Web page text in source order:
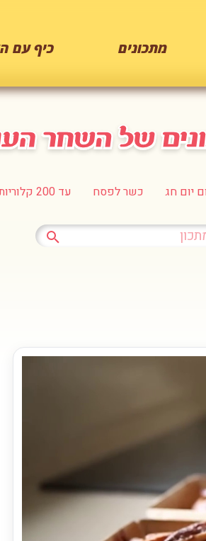
מתכונים כיף עם
יום חג כשר לפסח עד 200 קלוריות